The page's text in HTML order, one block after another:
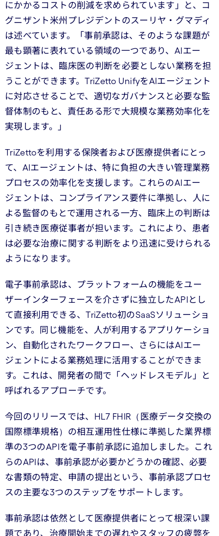
にかかるコストの削減を求められています」と、コ
グニザント米州プレジデントのスーリヤ・グマディ
は述べています。「事前承認は、そのような課題が
最も顕著に表れている領域の一つであり、AIエー
ジェントは、臨床医の判断を必要としない業務を担
うことができます。TriZetto UnifyをAIエージェント
に対応させることで、適切なガバナンスと必要な監
督体制のもと、責任ある形で大規模な業務効率化を
実現します。」
TriZettoを利用する保険者および医療提供者にとっ
て、AIエージェントは、特に負担の大きい管理業務
プロセスの効率化を支援します。これらのAIエー
ジェントは、コンプライアンス要件に準拠し、人に
よる監督のもとで運用される一方、臨床上の判断は
引き続き医療従事者が担います。これにより、患者
は必要な治療に関する判断をより迅速に受けられる
ようになります。
電子事前承認は、プラットフォームの機能をユー
ザーインターフェースを介さずに独立したAPIとし
て直接利用できる、TriZetto初のSaaSソリューショ
ンです。同じ機能を、人が利用するアプリケーショ
ン、自動化されたワークフロー、さらにはAIエー
ジェントによる業務処理に活用することができま
す。これは、開発者の間で「ヘッドレスモデル」と
呼ばれるアプローチです。
今回のリリースでは、HL7 FHIR（医療データ交換の
国際標準規格）の相互運用性仕様に準拠した業界標
準の3つのAPIを電子事前承認に追加しました。これ
らのAPIは、事前承認が必要かどうかの確認、必要
な書類の特定、申請の提出という、事前承認プロセ
スの主要な3つのステップをサポートします。
事前承認は依然として医療提供者にとって根深い課
題であり、治療開始までの遅れやスタッフの疲弊を